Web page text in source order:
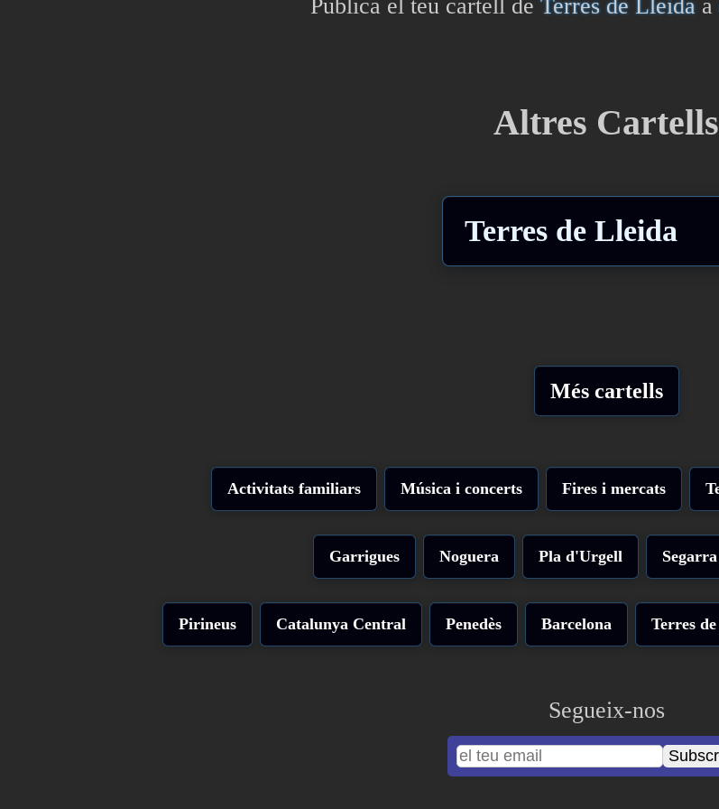
Publica el teu cartell deTerres de Lleida a
Altres Cartells
Terres de Lleida
Més cartells
Activitats familiars Música i concerts Fires i mercats
Garrigues Noguera Pla d'Urgell Segarra
Pirineus Catalunya Central Penedès Barcelona Terres
Segueix-nos